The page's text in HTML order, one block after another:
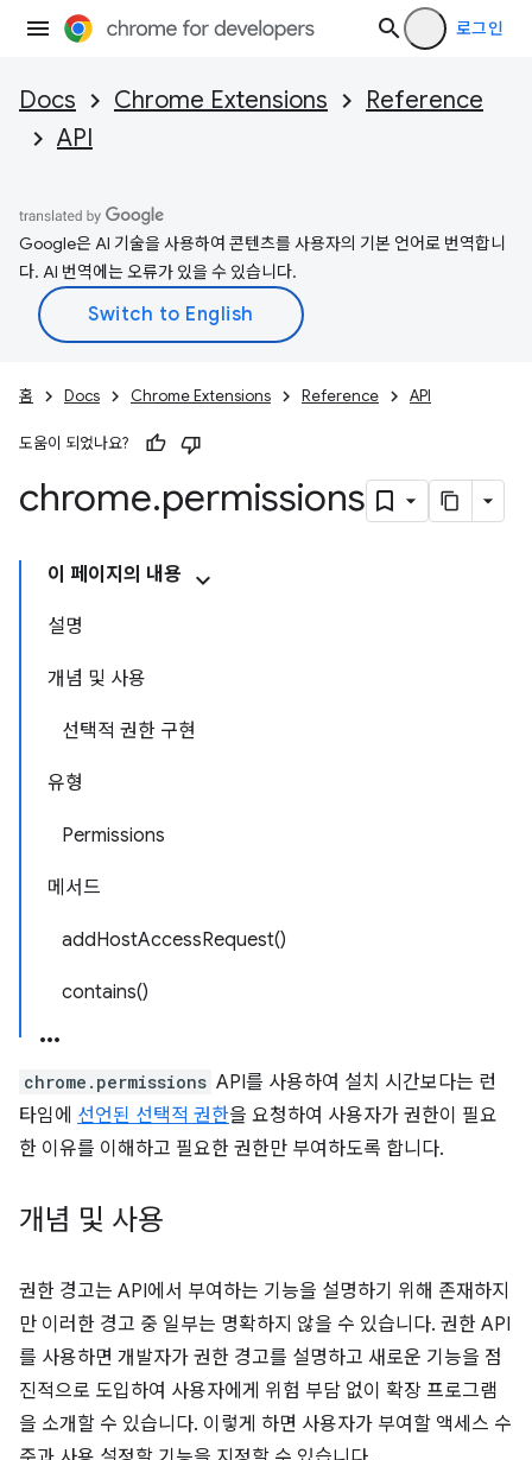
로그인
Docs Chrome Extensions
Reference
API
Google은 AI 기술을 사용하여 콘텐츠를 사용자의 기본 언어로 번역합니
다. AI 번역에는 오류가 있을 수 있습니다.
홈 Docs Chrome Extensions Reference API
도움이 되었나요?
chrome.permissions
이 페이지의 내용
설명
개념 및 사용
선택적 권한 구현
유형
Permissions
메서드
addHostAccessRequest()
contains()
chrome.permissions API를 사용하여 설치 시간보다는 런
타임에 선언된 선택적 권한을 요청하여 사용자가 권한이 필요
한 이유를 이해하고 필요한 권한만 부여하도록 합니다.
개념 및 사용
권한 경고는 API에서 부여하는 기능을 설명하기 위해 존재하지
만 이러한 경고 중 일부는 명확하지 않을 수 있습니다. 권한 API
를 사용하면 개발자가 권한 경고를 설명하고 새로운 기능을 점
진적으로 도입하여 사용자에게 위험 부담 없이 확장 프로그램
을 소개할 수 있습니다. 이렇게 하면 사용자가 부여할 액세스 수